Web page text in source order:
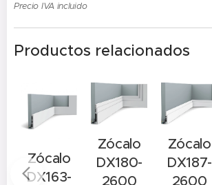
Precio IVA incluido
Productos relacionados
Zócalo
DX163-
Zócalo
DX180-
2600
Zócalo
DX187-
2600